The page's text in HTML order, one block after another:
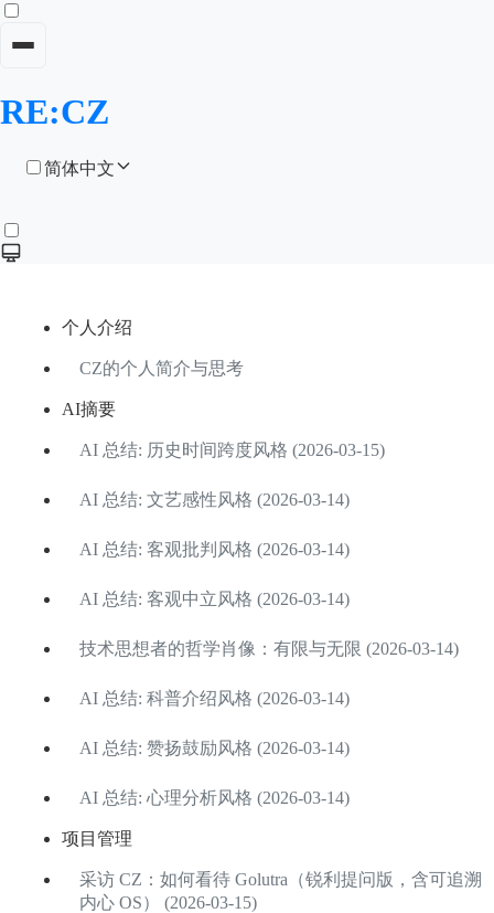
RE:CZ
简体中文
个人介绍
CZ的个人简介与思考
AI摘要
AI 总结: 历史时间跨度风格 (2026-03-15)
AI 总结: 文艺感性风格 (2026-03-14)
AI 总结: 客观批判风格 (2026-03-14)
AI 总结: 客观中立风格 (2026-03-14)
技术思想者的哲学肖像：有限与无限 (2026-03-14)
AI 总结: 科普介绍风格 (2026-03-14)
AI 总结: 赞扬鼓励风格 (2026-03-14)
AI 总结: 心理分析风格 (2026-03-14)
项目管理
采访 CZ：如何看待 Golutra（锐利提问版，含可追溯
内心 OS） (2026-03-15)